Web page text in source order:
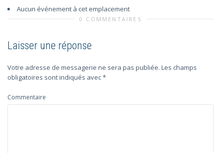
Aucun événement à cet emplacement
0 COMMENTAIRES
Laisser une réponse
Votre adresse de messagerie ne sera pas publiée. Les champs
obligatoires sont indiqués avec*
Commentaire